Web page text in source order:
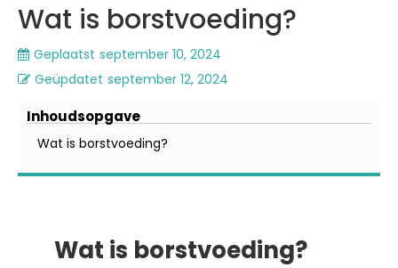
Wat is borstvoeding?
Geplaatst september 10, 2024
Geüpdatet september 12, 2024
Inhoudsopgave
Wat is borstvoeding?
Wat is borstvoeding?